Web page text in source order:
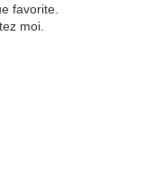
favorite.
moi.